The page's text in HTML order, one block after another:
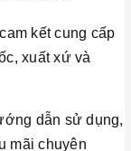
kết cung cấp
xuất xứ và
dẫn sử dụng,
mãi chuyên